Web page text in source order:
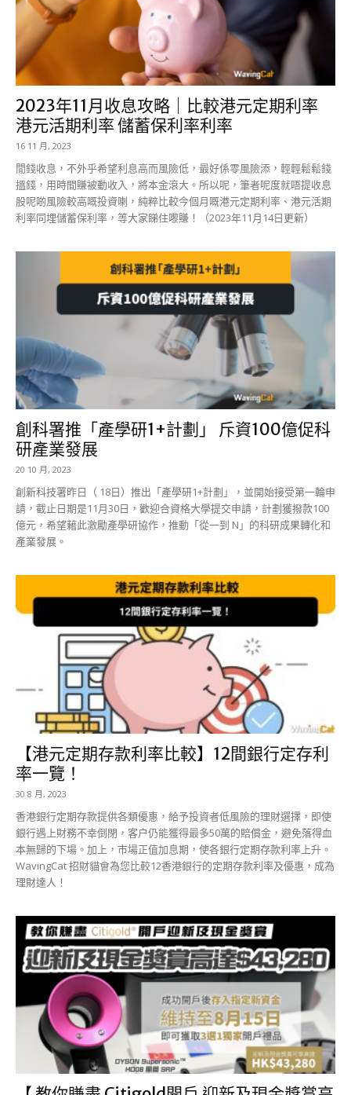
2023年11月收息攻略｜比較港元定期利率
港元活期利率 儲蓄保利率利率
16 11 月, 2023
閒錢收息，不外乎希望利息高而風險低，最好係零風險添，輕輕鬆鬆錢
搵錢，用時間賺被動收入，將本金滾大。所以呢，筆者呢度就唔提收息
股呢啲風險較高嘅投資喇，純粹比較今個月嘅港元定期利率、港元活期
利率同埋儲蓄保利率，等大家睇住嚟賺！（2023年11月14日更新）
創科署推「產學研1+計劃」 斥資100億促科
研產業發展
20 10 月, 2023
創新科技署昨日（ 18日）推出「產學研1+計劃」，並開始接受第一輪申
請，截止日期是11月30日，歡迎合資格大學提交申請，計劃獲撥款100
億元，希望藉此激勵產學研協作，推動「從一到 N」的科研成果轉化和
產業發展。
【港元定期存款利率比較】12間銀行定存利
率一覽！
30 8 月, 2023
香港銀行定期存款提供各類優惠，給予投資者低風險的理財選擇，即使
銀行遇上財務不幸倒閉，客户仍能獲得最多50萬的賠償金，避免落得血
本無歸的下場。加上，市場正值加息期，使各銀行定期存款利率上升。
WavingCat 招財貓會為您比較12香港銀行的定期存款利率及優惠，成為
理財達人！